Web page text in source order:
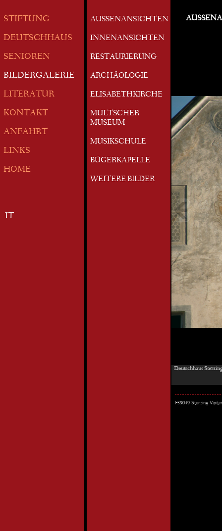
STIFTUNG
DEUTSCHHAUS
SENIOREN
BILDERGALERIE
LITERATUR
KONTAKT
ANFAHRT
LINKS
HOME
IT
AUSSENANSICHTEN
INNENANSICHTEN
RESTAURIERUNG
ARCHÄOLOGIE
ELISABETHKIRCHE
MULTSCHER
MUSEUM
MUSIKSCHULE
BÜGERKAPELLE
WEITERE BILDER
Deutschhaus
I-39049 Sterzing